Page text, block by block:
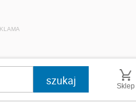
Sklep